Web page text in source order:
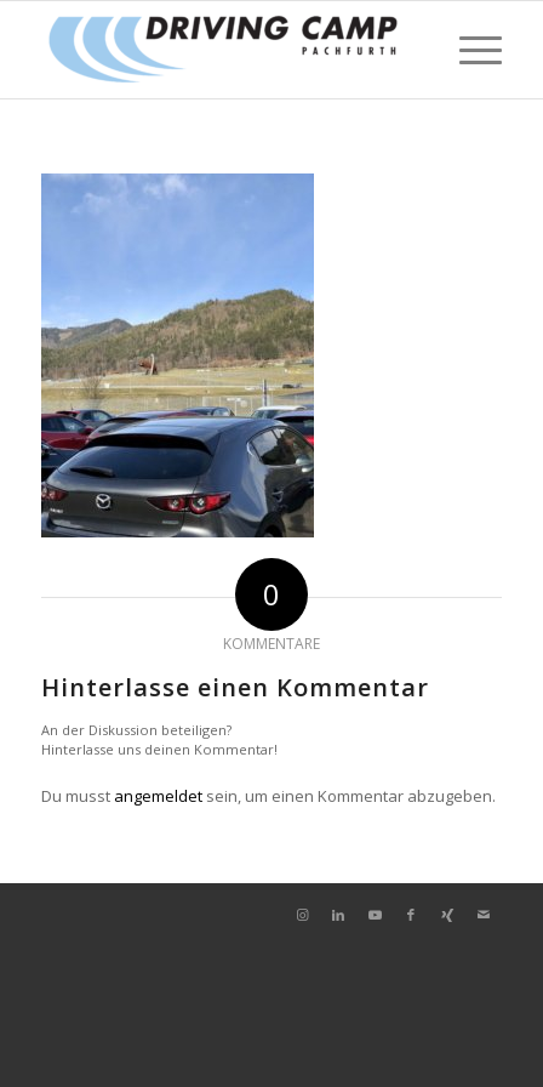
0
KOMMENTARE
Hinterlasse einen Kommentar
An der Diskussion beteiligen?
Hinterlasse uns deinen Kommentar!
Du musst angemeldetsein, um einen Kommentar abzugeben.